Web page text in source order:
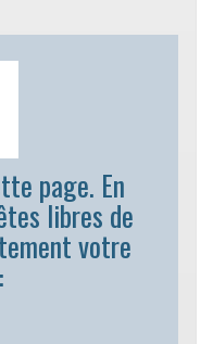
page. En
libres de
votre